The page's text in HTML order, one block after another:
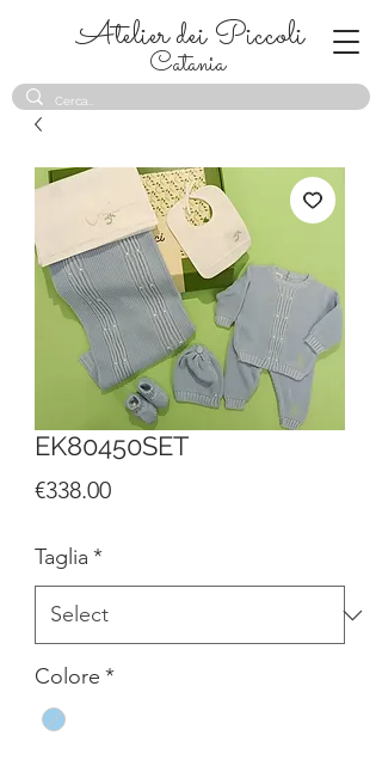
Atelier dei Piccoli
Catania
EK80450SET
€338.00Price
Taglia *
Colore *